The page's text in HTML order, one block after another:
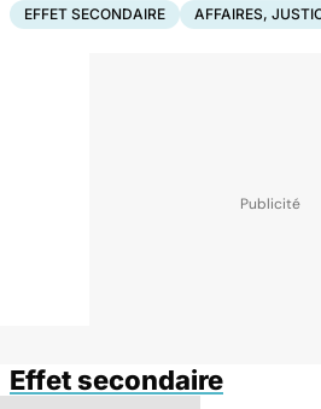
EFFET SECONDAIRE AFFAIRES,
Effet secondaire